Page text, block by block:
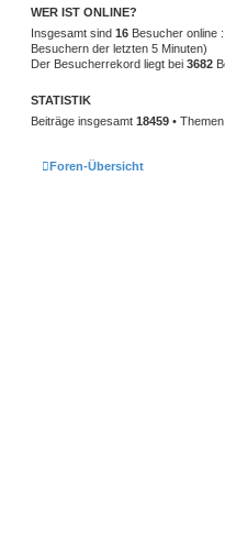
t
r
a
g
WER IST ONLINE?
Insgesamt sind 16 Besucher online
Besuchern der letzten 5 Minuten)
Der Besucherrekord liegt bei 3682
STATISTIK
Beiträge insgesamt 18459 •
Foren-Übersicht